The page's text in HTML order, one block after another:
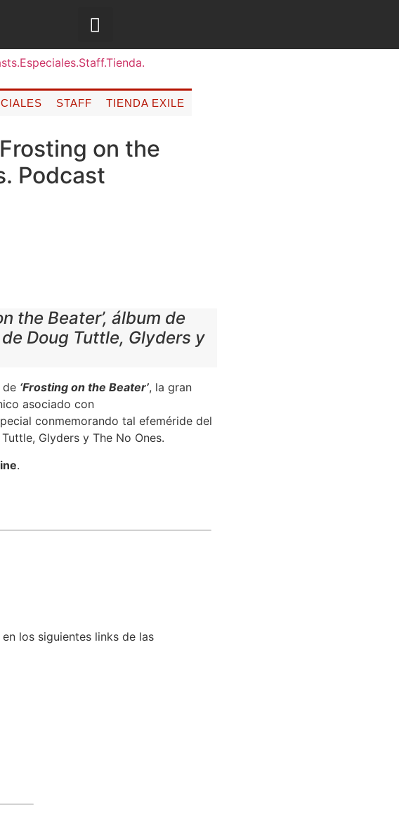
STAFF TIENDA EXILE
on the
Podcast
the Beater’, álbum de
Doug Tuttle, Glyders y
de ‘Frosting on the Beater’, la gran
asociado con
conmemorando tal efeméride del
Glyders y The No Ones.
.
los siguientes links de las